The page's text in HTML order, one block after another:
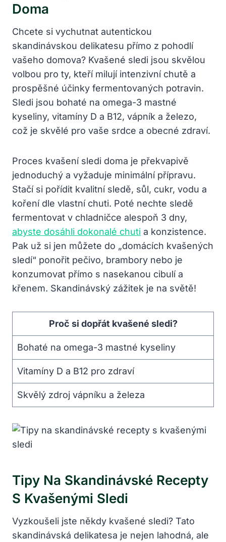
Doma
Chcete si vychutnat autentickou
skandinávskou delikatesu přímo z pohodlí
vašeho domova? Kvašené sledi jsou skvělou
volbou pro ty, kteří milují intenzivní chutě a
prospěšné účinky fermentovaných potravin.
Sledi jsou bohaté na omega-3 mastné
kyseliny, vitamíny D a B12, vápník a železo,
což je skvělé pro vaše srdce a obecné zdraví.
Proces kvašení sledi doma je překvapivě
jednoduchý a vyžaduje minimální přípravu.
Stačí si pořídit kvalitní sledě, sůl, cukr, vodu a
koření dle vlastní chuti. Poté nechte sledě
fermentovat v chladničce alespoň 3 dny,
abyste dosáhli dokonalé chuti a konzistence.
Pak už si jen můžete do „domácích kvašených
sledí“ ponořit pečivo, brambory nebo je
konzumovat přímo s nasekanou cibulí a
křenem. Skandinávský zážitek je na světě!
Proč si dopřát kvašené sledi?
Bohaté na omega-3 mastné kyseliny
Vitamíny D a B12 pro zdraví
Skvělý zdroj vápníku a železa
Tipy Na Skandinávské Recepty
S Kvašenými Sledi
Vyzkoušeli jste někdy kvašené sledi? Tato
skandinávská delikatesa je nejen lahodná, ale